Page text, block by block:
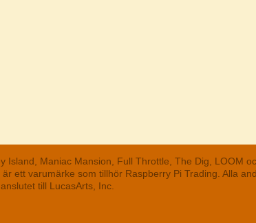
Island, Maniac Mansion, Full Throttle, The Dig, LOOM
är ett varumärke som tillhör Raspberry Pi Trading. Alla
till LucasArts, Inc.